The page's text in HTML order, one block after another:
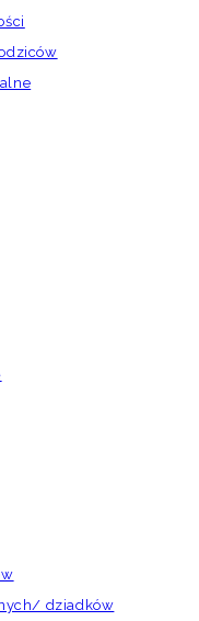
dziadków